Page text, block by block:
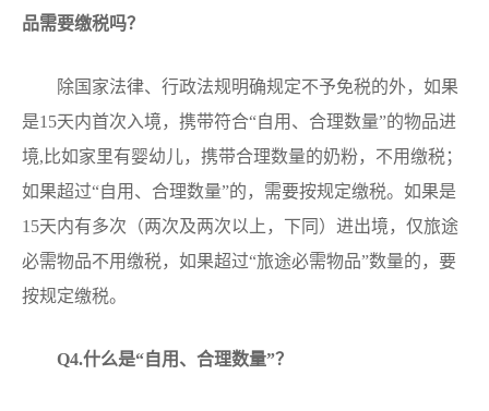
品需要缴税吗？
除国家法律、行政法规明确规定不予免税的外，如果
是15天内首次入境，携带符合“自用、合理数量”的物品进
境,比如家里有婴幼儿，携带合理数量的奶粉，不用缴税；
如果超过“自用、合理数量”的，需要按规定缴税。如果是
15天内有多次（两次及两次以上，下同）进出境，仅旅途
必需物品不用缴税，如果超过“旅途必需物品”数量的，要
按规定缴税。
Q4.什么是“自用、合理数量”？